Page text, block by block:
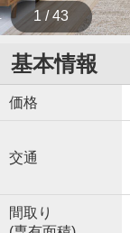
1 / 43
基本情報
価格
交通
間取り